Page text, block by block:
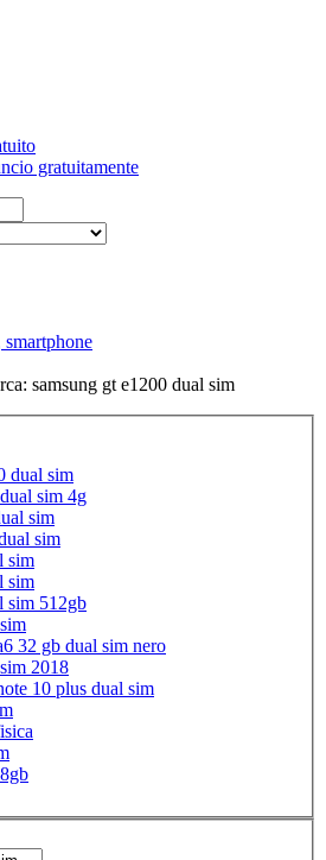
gratuitamente
samsung gt e1200 dual sim
dual sim
sim 4g
sim
sim
sim
sim
sim 512gb
32 gb dual sim nero
2018
10 plus dual sim